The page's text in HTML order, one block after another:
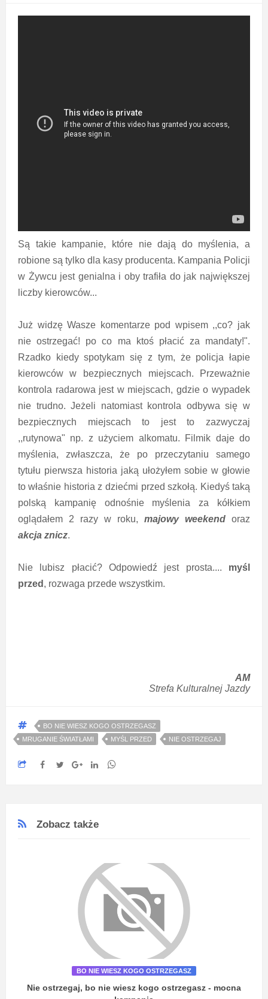
Są takie kampanie, które nie dają do myślenia, a
robione są tylko dla kasy producenta. Kampania Policji
w Żywcu jest genialna i oby trafiła do jak największej
liczby kierowców...
Już widzę Wasze komentarze pod wpisem ,,co? jak
nie ostrzegać! po co ma ktoś płacić za mandaty!".
Rzadko kiedy spotykam się z tym, że policja łapie
kierowców w bezpiecznych miejscach. Przeważnie
kontrola radarowa jest w miejscach, gdzie o wypadek
nie trudno. Jeżeli natomiast kontrola odbywa się w
bezpiecznych miejscach to jest to zazwyczaj
,,rutynowa" np. z użyciem alkomatu. Filmik daje do
myślenia, zwłaszcza, że po przeczytaniu samego
tytułu pierwsza historia jaką ułożyłem sobie w głowie
to właśnie historia z dziećmi przed szkołą. Kiedyś taką
polską kampanię odnośnie myślenia za kółkiem
oglądałem 2 razy w roku,majowy weekend oraz
akcja znicz.
Nie lubisz płacić? Odpowiedź jest prosta.... myśl
przed , rozwaga przede wszystkim.
AM
Strefa Kulturalnej Jazdy
BO NIE WIESZ KOGO OSTRZEGASZ
MRUGANIE ŚWIATŁAMI
MYŚL PRZED NIE OSTRZEGAJ
Zobacz także
BO NIE WIESZ KOGO OSTRZEGASZ
Nie ostrzegaj, bo nie wiesz kogo ostrzegasz - mocna